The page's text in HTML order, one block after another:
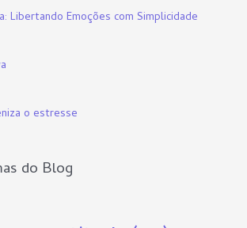
Libertando Emoções com Simplicidade
o estresse
do Blog